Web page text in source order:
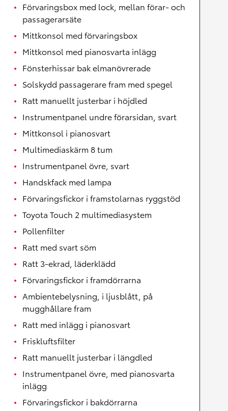
Förvaringsbox med lock, mellan förar- och
passagerarsäte
Mittkonsol med förvaringsbox
Mittkonsol med pianosvarta inlägg
Fönsterhissar bak elmanövrerade
Solskydd passagerare fram med spegel
Ratt manuellt justerbar i höjdled
Instrumentpanel undre förarsidan, svart
Mittkonsol i pianosvart
Multimediaskärm 8 tum
Instrumentpanel övre, svart
Handskfack med lampa
Förvaringsfickor i framstolarnas ryggstöd
Toyota Touch 2 multimediasystem
Pollenfilter
Ratt med svart söm
Ratt 3-ekrad, läderklädd
Förvaringsfickor i framdörrarna
Ambientebelysning, i ljusblått, på
mugghållare fram
Ratt med inlägg i pianosvart
Friskluftsfilter
Ratt manuellt justerbar i längdled
Instrumentpanel övre, med pianosvarta
inlägg
Förvaringsfickor i bakdörrarna